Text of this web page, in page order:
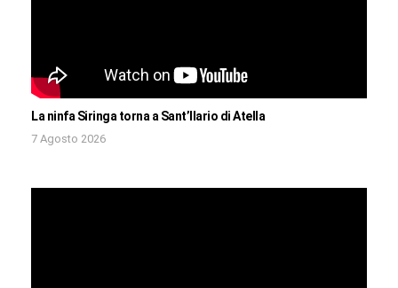
La ninfa Siringa torna a Sant’Ilario di Atella
7 Agosto 2026